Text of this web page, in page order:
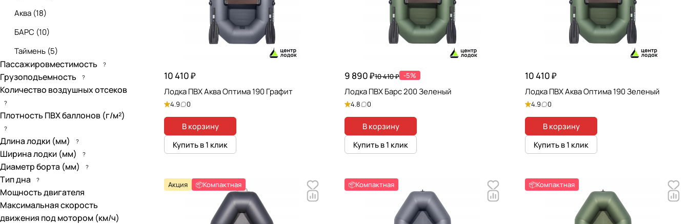
10 410 ₽
Лодка ПВХ Аква Оптима 190 Графит
4.9 0
В корзину
Купить в 1 клик
9 890 ₽10 410 ₽ -5%
Лодка ПВХ Барс 200 Зеленый
4.8 0
В корзину
Купить в 1 клик
10 410 ₽
Лодка ПВХ Аква Оптима 190 Зеленый
4.9 0
В корзину
Купить в 1 клик
Акция 📦Компактная 📦Компактная 📦Компактная
Аква (18)
БАРС (10)
Таймень (5)
Пассажировместимость ?
Грузоподъемность ?
Количество воздушных отсеков
?
Плотность ПВХ баллонов (г/м²)
?
Длина лодки (мм) ?
Ширина лодки (мм) ?
Диаметр борта (мм) ?
Тип дна ?
Мощность двигателя
Максимальная скорость
движения под мотором (км/ч)